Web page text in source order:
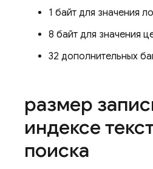
1 байт для значения
8 байт для значения
32 дополнительных
размер
индексе
поиска